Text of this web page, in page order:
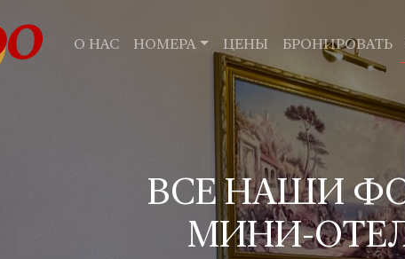
О НАС НОМЕРА ЦЕНЫ БРОНИРОВАТЬ
ВСЕ НАШИ
МИНИ-